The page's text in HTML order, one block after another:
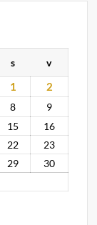
s v
1
2
8
9
15
16
22
23
29
30